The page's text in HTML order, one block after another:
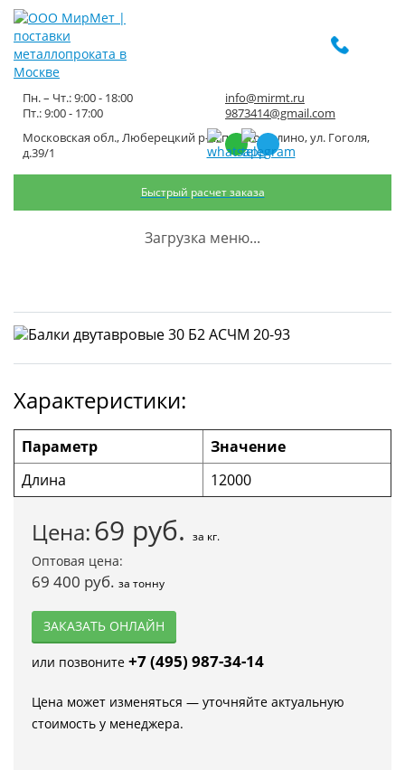
Московская обл., Люберецкий р-н, пос. Томилино, ул. Гоголя,
д.39/1
Пн. – Чт.: 9:00 - 18:00
Пт.: 9:00 - 17:00
info@mirmt.ru
9873414@gmail.com
Быстрый расчет заказа
Загрузка меню...
Балки двутавровые 30 Б2 АСЧМ
20-93
Характеристики:
Параметр
Значение
Длина
12000
Цена:69 руб. за кг.
Оптовая цена:
69 400 руб. за тонну
ЗАКАЗАТЬ ОНЛАЙН
или позвоните +7 (495) 987-34-14
Цена может изменяться — уточняйте актуальную
стоимость у менеджера.